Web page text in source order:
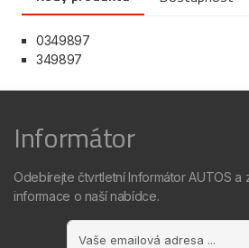
0349897
349897
Informátor
Odebírejte čtvrtletní Informátor AUTOS a
informace o naší nabídce.